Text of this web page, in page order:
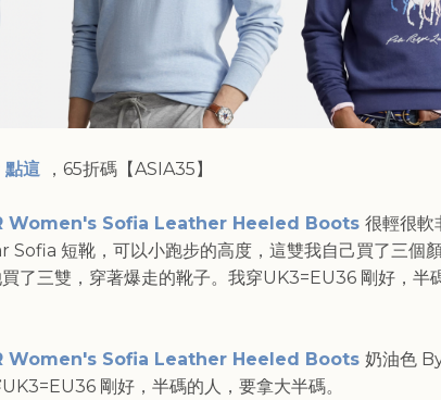
這 ，65折碼【ASIA35 】
Women's Sofia Leather Heeled Boots 很輕很軟
Sofia 短靴，可以小跑步的高度，這雙我自己買了三個
了三雙，穿著爆走的靴子。我穿UK3=EU36 剛好，半
Women's Sofia Leather Heeled Boots 奶油色
剛好，半碼的人，要拿大半碼。